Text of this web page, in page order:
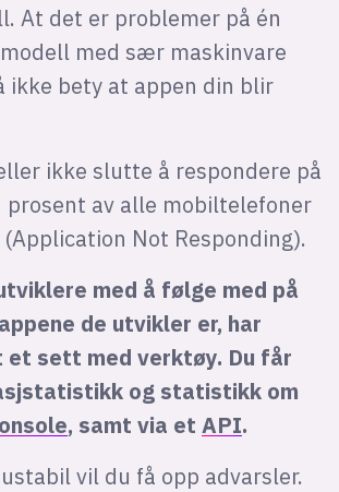
At det er problemer på én
med sær maskinvare
ikke bety at appen din blir
ikke slutte å respondere på
prosent av alle mobiltelefoner
Not Responding).
med å følge med på
de utvikler er, har
et sett med verktøy. Du får
og statistikk om
, samt via et API.
vil du få opp advarsler.